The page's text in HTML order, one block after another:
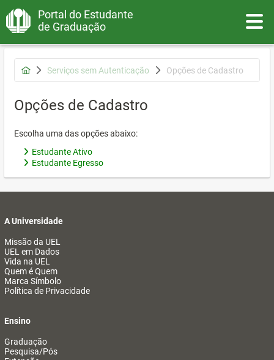
Portal do Estudante
de Graduação
Serviços sem Autenticação Opções de Cadastro
Opções de Cadastro
Escolha uma das opções abaixo:
Estudante Ativo
Estudante Egresso
A Universidade
Missão da UEL
UEL em Dados
Vida na UEL
Quem é Quem
Marca Símbolo
Política de Privacidade
Ensino
Graduação
Pesquisa/Pós